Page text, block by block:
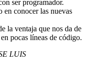
ser programador.
en conocer las nuevas
la ventaja que nos da de
pocas líneas de código.
LUIS